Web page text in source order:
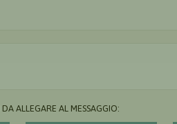
ALLEGARE AL MESSAGGIO: